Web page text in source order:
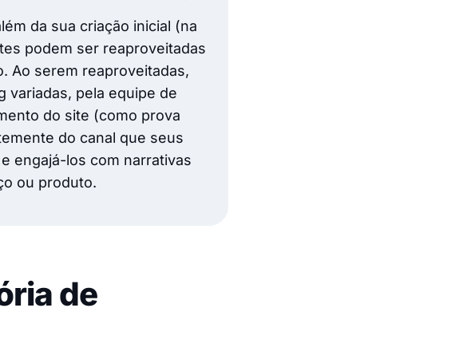
da sua criação inicial (na
podem ser reaproveitadas
Ao serem reaproveitadas,
variadas, pela equipe de
do site (como prova
do canal que seus
engajá-los com narrativas
ou produto.
de